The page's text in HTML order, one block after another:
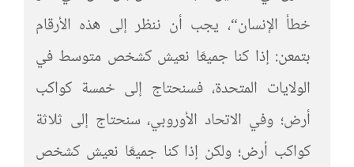
خطأ الإنسان“، يجب أن ننظر إلى هذه الأرقام
بتمعن: إذا كنا جميعًا نعيش كشخص متوسط في
الولايات المتحدة، فسنحتاج إلى خمسة كواكب
أرض؛ وفي الاتحاد الأوروبي، سنحتاج إلى ثلاثة
كواكب أرض؛ ولكن إذا كنا جميعًا نعيش كشخص